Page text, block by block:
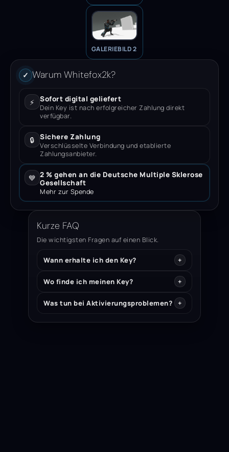
GALERIEBILD 2
✓ Warum Whitefox2k?
⚡ Sofort digital geliefert
Dein Key ist nach erfolgreicher Zahlung direkt
verfügbar.
🔒 Sichere Zahlung
Verschlüsselte Verbindung und etablierte
Zahlungsanbieter.
💙 2 % gehen an die Deutsche Multiple Sklerose
Gesellschaft
Mehr zur Spende
Kurze FAQ
Die wichtigsten Fragen auf einen Blick.
Wann erhalte ich den Key?
Wo finde ich meinen Key?
Was tun bei Aktivierungsproblemen?